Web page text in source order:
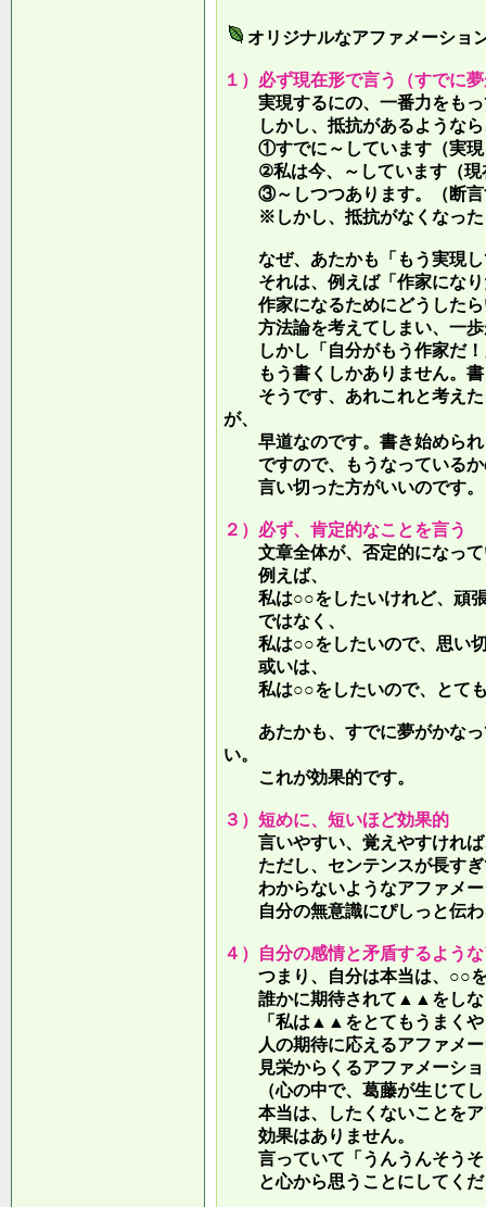
オリジナルなアファメーショ
１）必ず現在形で言う（すでに
実現するにの、一番力をもっ
しかし、抵抗があるような
①すでに～しています（実現
②私は今、～しています（現
③～しつつあります。（断言
※しかし、抵抗がなくなった
なぜ、あたかも「もう実現し
それは、例えば「作家になり
作家になるためにどうしたら
方法論を考えてしまい、一歩
しかし「自分がもう作家だ！
もう書くしかありません。書
そうです、あれこれと考えた
が、
早道なのです。書き始められ
ですので、もうなっているか
言い切った方がいいのです。
２）必ず、肯定的なことを言う
文章全体が、否定的になっ
例えば、
私は○○をしたいけれど、頑張
ではなく、
私は○○をしたいので、思い切
或いは、
私は○○をしたいので、とても
あたかも、すでに夢がかなっ
い。
これが効果的です。
３）短めに、短いほど効果的
言いやすい、覚えやすければ
ただし、センテンスが長すぎ
わからないようなアファメー
自分の無意識にぴしっと伝わ
４）自分の感情と矛盾するよう
つまり、自分は本当は、○○を
誰かに期待されて▲▲をしな
「私は▲▲をとてもうまくや
人の期待に応えるアファメ
見栄からくるアファメーショ
（心の中で、葛藤が生じてし
本当は、したくないことをア
効果はありません。
言っていて 「うんうんそう
と心から思うことにしてくだ